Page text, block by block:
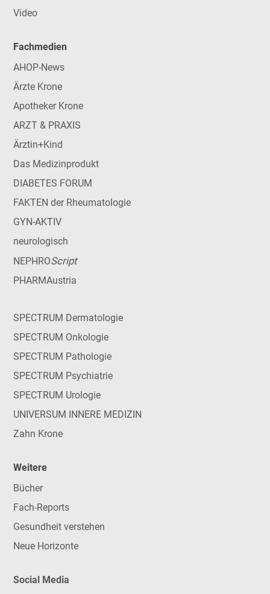
Video
Fachmedien
AHOP-News
Ärzte Krone
Apotheker Krone
ARZT & PRAXIS
Ärztin+Kind
Das Medizinprodukt
DIABETES FORUM
FAKTEN der Rheumatologie
GYN-AKTIV
neurologisch
NEPHROScript
PHARMAustria
SPECTRUM Dermatologie
SPECTRUM Onkologie
SPECTRUM Pathologie
SPECTRUM Psychiatrie
SPECTRUM Urologie
UNIVERSUM INNERE MEDIZIN
Zahn Krone
Weitere
Bücher
Fach-Reports
Gesundheit verstehen
Neue Horizonte
Social Media